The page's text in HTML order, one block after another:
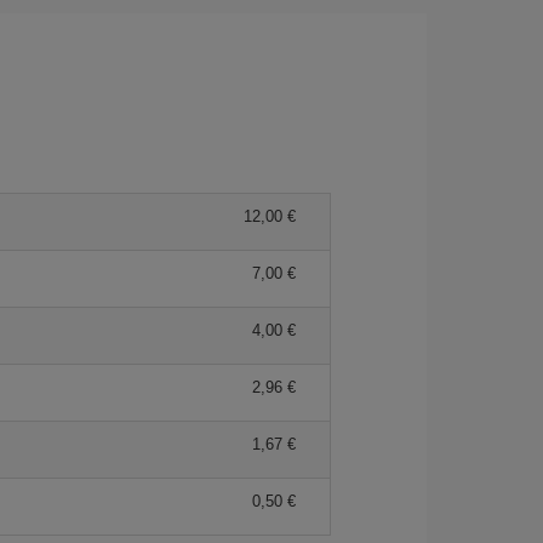
12,00 €
7,00 €
4,00 €
2,96 €
1,67 €
0,50 €